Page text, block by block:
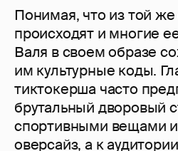
Понимая, что из той
происходят и многие
Валя в своем образе
им культурные коды.
тиктокерша часто
брутальный дворовый
спортивными вещами
оверсайз, а к